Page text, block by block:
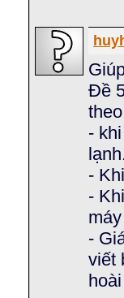
Đề
-
-
-
-
viết